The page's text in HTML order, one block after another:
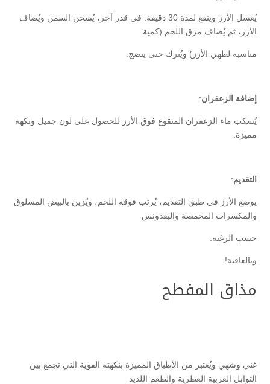
يُغسل الأرز وينقع لمدة 30 دقيقة. في قدر آخر، يُسخن السمن ويُضاف
الأرز، ثم يُضاف مرق اللحم (كمية
مناسبة لطهي الأرز) ويُترك حتى ينضج.
إضافة الزعفران:
يُسكب ماء الزعفران المنقوع فوق الأرز للحصول على لون جميل ونكهة
مميزة.
التقديم:
يوضع الأرز في طبق التقديم، يُرتب فوقه اللحم، ويُزين بالبيض المسلوق
والمكسرات المحمصة والبقدونس
حسب الرغبة.
وبالعافية!
مذاق المفطح
غني وشهي ويُعتبر من الأطباق المميزة بنكهته القوية التي تجمع بين
التوابل العربية العطرية والطعم اللذيذ